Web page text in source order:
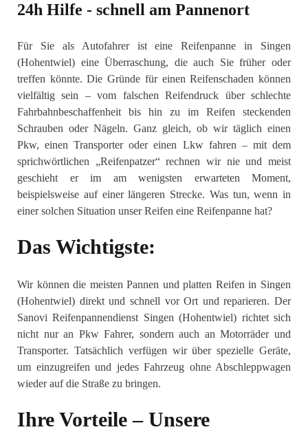
24h Hilfe - schnell am Pannenort
Für Sie als Autofahrer ist eine Reifenpanne in Singen
(Hohentwiel) eine Überraschung, die auch Sie früher oder
treffen könnte. Die Gründe für einen Reifenschaden können
vielfältig sein – vom falschen Reifendruck über schlechte
Fahrbahnbeschaffenheit bis hin zu im Reifen steckenden
Schrauben oder Nägeln. Ganz gleich, ob wir täglich einen
Pkw, einen Transporter oder einen Lkw fahren – mit dem
sprichwörtlichen „Reifenpatzer“ rechnen wir nie und meist
geschieht er im am wenigsten erwarteten Moment,
beispielsweise auf einer längeren Strecke. Was tun, wenn in
einer solchen Situation unser Reifen eine Reifenpanne hat?
Das Wichtigste:
Wir können die meisten Pannen und platten Reifen in Singen
(Hohentwiel) direkt und schnell vor Ort und reparieren. Der
Sanovi Reifenpannendienst Singen (Hohentwiel) richtet sich
nicht nur an Pkw Fahrer, sondern auch an Motorräder und
Transporter. Tatsächlich verfügen wir über spezielle Geräte,
um einzugreifen und jedes Fahrzeug ohne Abschleppwagen
wieder auf die Straße zu bringen.
Ihre Vorteile – Unsere